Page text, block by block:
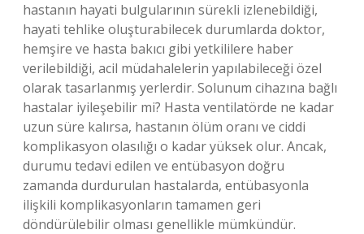
hastanın hayati bulgularının sürekli izlenebildiği,
hayati tehlike oluşturabilecek durumlarda doktor,
hemşire ve hasta bakıcı gibi yetkililere haber
verilebildiği, acil müdahalelerin yapılabileceği özel
olarak tasarlanmış yerlerdir. Solunum cihazına bağlı
hastalar iyileşebilir mi? Hasta ventilatörde ne kadar
uzun süre kalırsa, hastanın ölüm oranı ve ciddi
komplikasyon olasılığı o kadar yüksek olur. Ancak,
durumu tedavi edilen ve entübasyon doğru
zamanda durdurulan hastalarda, entübasyonla
ilişkili komplikasyonların tamamen geri
döndürülebilir olması genellikle mümkündür.